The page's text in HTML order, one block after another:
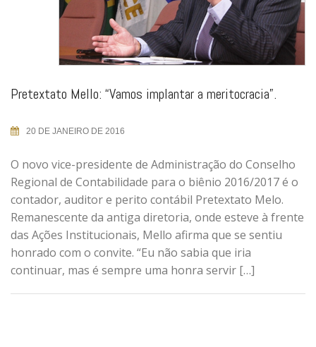
Pretextato Mello: “Vamos implantar a meritocracia”.
20 DE JANEIRO DE 2016
O novo vice-presidente de Administração do Conselho
Regional de Contabilidade para o biênio 2016/2017 é o
contador, auditor e perito contábil Pretextato Melo.
Remanescente da antiga diretoria, onde esteve à frente
das Ações Institucionais, Mello afirma que se sentiu
honrado com o convite. “Eu não sabia que iria
continuar, mas é sempre uma honra servir […]